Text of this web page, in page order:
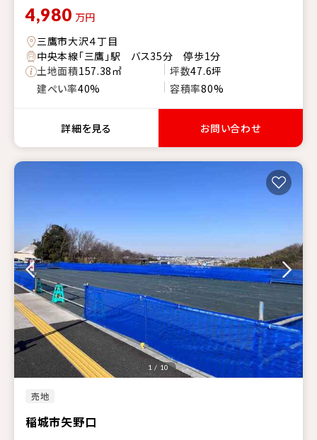
4,980 万円
三鷹市大沢４丁目
中央本線「三鷹」駅 バス35分 停歩1分
土地面積157.38㎡ 坪数47.6坪
建ぺい率40% 容積率80%
詳細を見る お問い合わせ
売地
稲城市矢野口
1 / 10